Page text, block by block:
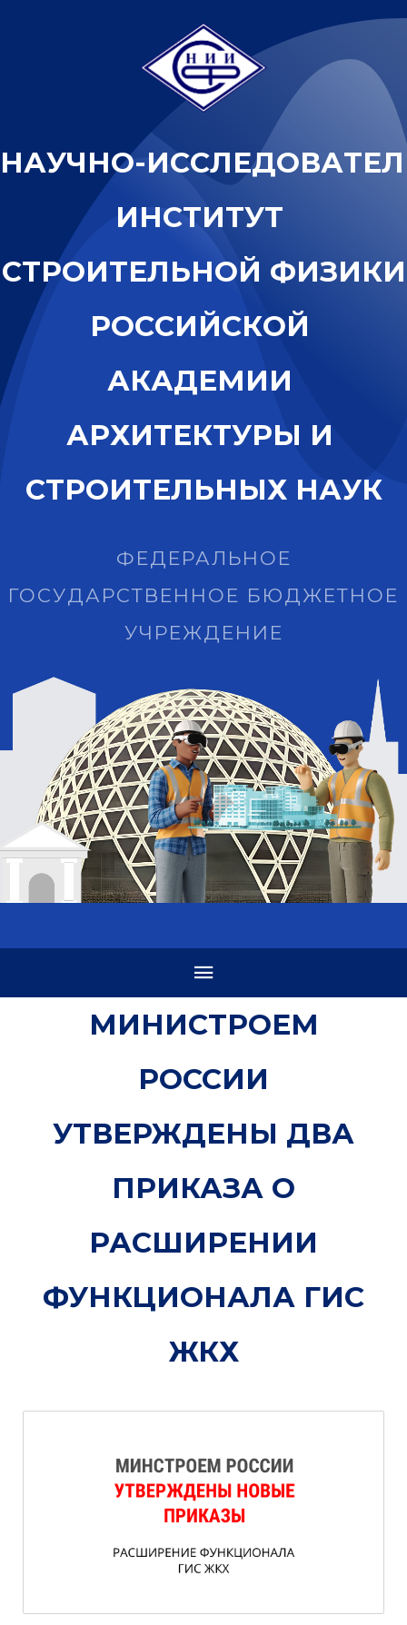
НАУЧНО-ИССЛЕДОВАТЕЛ
ИНСТИТУТ
СТРОИТЕЛЬНОЙ ФИЗИКИ
РОССИЙСКОЙ
АКАДЕМИИ
АРХИТЕКТУРЫ И
СТРОИТЕЛЬНЫХ НАУК
ФЕДЕРАЛЬНОЕ
ГОСУДАРСТВЕННОЕ БЮДЖЕТНОЕ
УЧРЕЖДЕНИЕ
МИНИСТРОЕМ
РОССИИ
УТВЕРЖДЕНЫ ДВА
ПРИКАЗА О
РАСШИРЕНИИ
ФУНКЦИОНАЛА ГИС
ЖКХ